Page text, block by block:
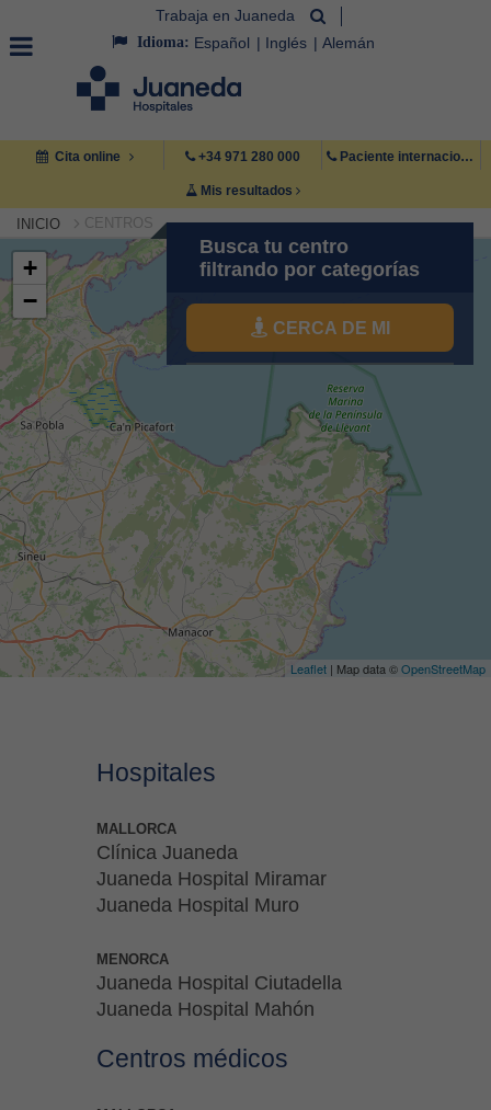
Trabaja en Juaneda
Idioma: Español Inglés Alemán
Cita online +34 971 280 000 Paciente internacional +34 971 222 222
Mis resultados
INICIO CENTROS
+
−
Leaflet | Map data ©OpenStreetMap
Busca tu centro
filtrando por categorías
CERCA DE MI
Hospitales
MALLORCA
Clínica Juaneda
Juaneda Hospital Miramar
Juaneda Hospital Muro
MENORCA
Juaneda Hospital Ciutadella
Juaneda Hospital Mahón
Centros médicos